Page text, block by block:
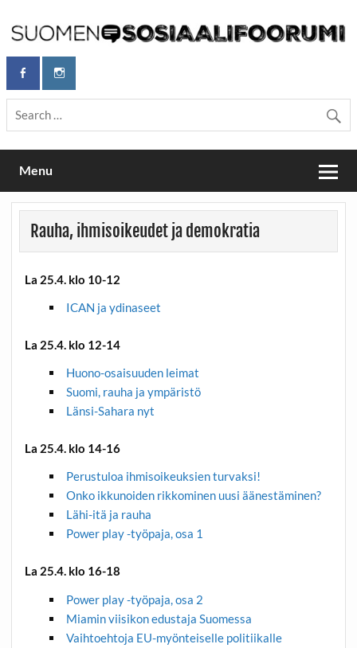
content
Maailmanparannuspäivät / Suomen
Sosiaalifoorumi
Maailmanparannuspäivät Lapinlahden Lähteellä, Helsingissä
26.–27.9.2026
Menu
Rauha, ihmisoikeudet ja demokratia
La 25.4. klo 10-12
ICAN ja ydinaseet
La 25.4. klo 12-14
Huono-osaisuuden leimat
Suomi, rauha ja ympäristö
Länsi-Sahara nyt
La 25.4. klo 14-16
Perustuloa ihmisoikeuksien turvaksi!
Onko ikkunoiden rikkominen uusi äänestäminen?
Lähi-itä ja rauha
Power play -työpaja, osa 1
La 25.4. klo 16-18
Power play -työpaja, osa 2
Miamin viisikon edustaja Suomessa
Vaihtoehtoja EU-myönteiselle politiikalle